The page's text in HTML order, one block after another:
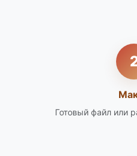
Готовый файл или